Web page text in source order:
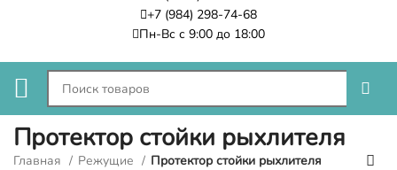
+7 (984) 298-74-68
Пн-Вс с 9:00 до 18:00
Протектор стойки рыхлителя
Главная Режущие Протектор стойки рыхлителя